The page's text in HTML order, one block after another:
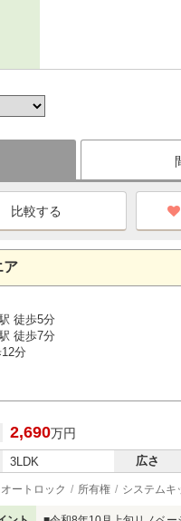
ア
徒歩5分
徒歩7分
分
2,690万円
3LDK 広さ
オートロック 所有権 システムキ